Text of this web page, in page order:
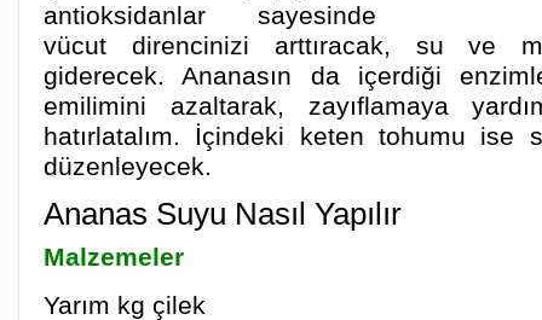
antioksidanlar sayesinde
vücut direncinizi arttıracak, su ve
giderecek. Ananasın da içerdiği
emilimini azaltarak, zayıflamaya
hatırlatalım. İçindeki keten tohumu ise
düzenleyecek.
Ananas Suyu Nasıl Yapılır
Malzemeler
Yarım kg çilek